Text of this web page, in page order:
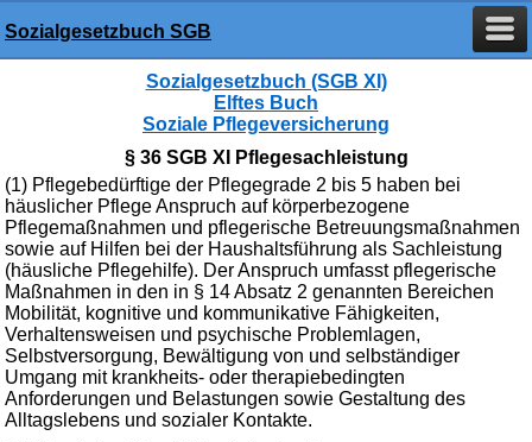
Sozialgesetzbuch SGB
Sozialgesetzbuch (SGB XI)
Elftes Buch
Soziale Pflegeversicherung
§ 36 SGB XI Pflegesachleistung
(1) Pflegebedürftige der Pflegegrade 2 bis 5 haben bei
häuslicher Pflege Anspruch auf körperbezogene
Pflegemaßnahmen und pflegerische Betreuungsmaßnahmen
sowie auf Hilfen bei der Haushaltsführung als Sachleistung
(häusliche Pflegehilfe). Der Anspruch umfasst pflegerische
Maßnahmen in den in § 14 Absatz 2 genannten Bereichen
Mobilität, kognitive und kommunikative Fähigkeiten,
Verhaltensweisen und psychische Problemlagen,
Selbstversorgung, Bewältigung von und selbständiger
Umgang mit krankheits- oder therapiebedingten
Anforderungen und Belastungen sowie Gestaltung des
Alltagslebens und sozialer Kontakte.